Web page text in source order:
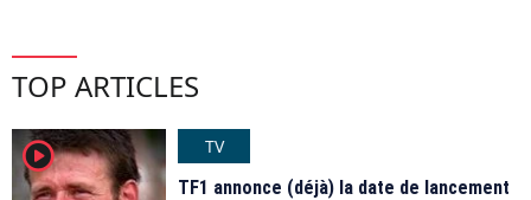
TOP ARTICLES
player2
TV
TF1 annonce (déjà) la date de lancement